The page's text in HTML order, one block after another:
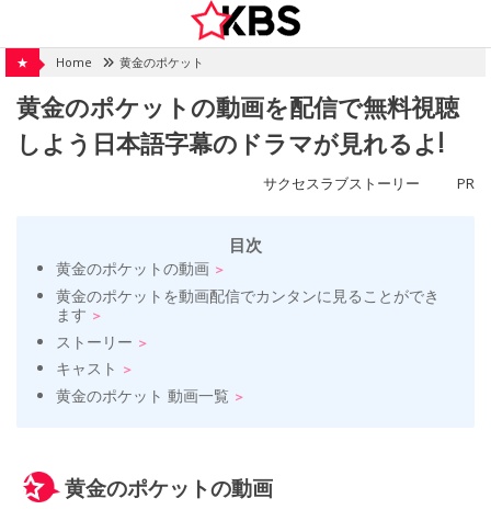
content
★ Home 黄金のポケット
黄金のポケットの動画を配信で無料視聴
しよう日本語字幕のドラマが見れるよ!
サクセスラブストーリー PR
目次
黄金のポケットの動画
黄金のポケットを動画配信でカンタンに見ることができ
ます
ストーリー
キャスト
黄金のポケット 動画一覧
黄金のポケットの動画